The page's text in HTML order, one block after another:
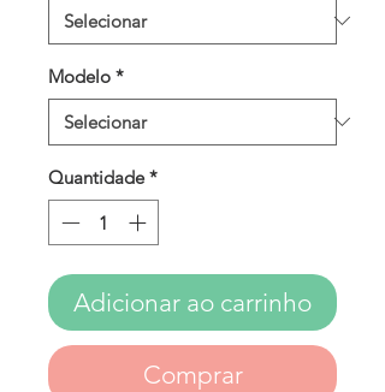
Modelo *
Quantidade *
Adicionar ao carrinho
Comprar